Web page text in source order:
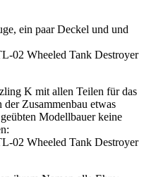
ein paar Deckel und und
K mit allen Teilen für das
Zusammenbau etwas
Modellbauer keine